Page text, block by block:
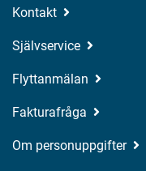
Kontakt
Självservice
Flyttanmälan
Fakturafråga
Om personuppgifter